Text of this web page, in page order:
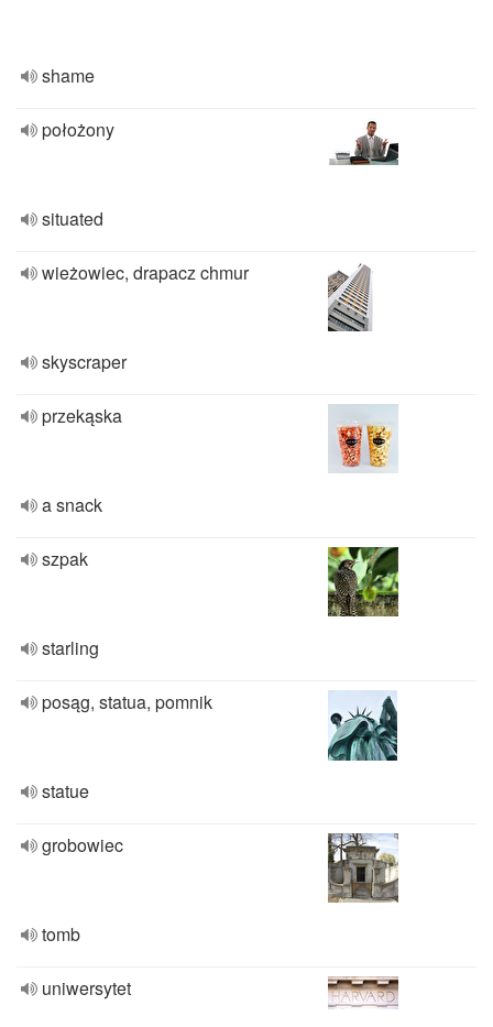
shame
położony
situated
wieżowiec, drapacz chmur
skyscraper
przekąska
a snack
szpak
starling
posąg, statua, pomnik
statue
grobowiec
tomb
uniwersytet